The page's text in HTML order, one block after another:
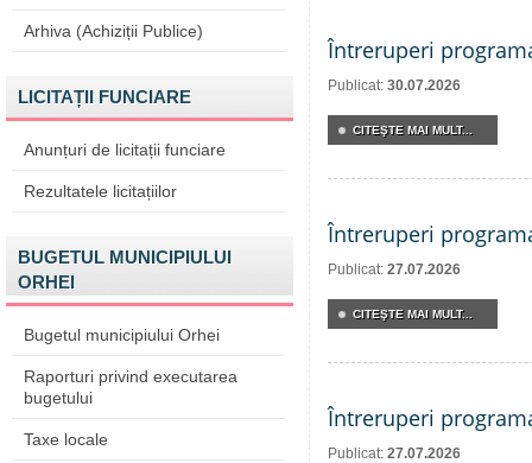
Arhiva (Achiziții Publice)
LICITAȚII FUNCIARE
Anunțuri de licitații funciare
Rezultatele licitațiilor
BUGETUL MUNICIPIULUI
ORHEI
Bugetul municipiului Orhei
Raporturi privind executarea
bugetului
Taxe locale
Întreruperi
Publicat: 30.07.2026
CITEŞTE MAI MULT...
Întreruperi
Publicat: 27.07.2026
CITEŞTE MAI MULT...
Întreruperi
Publicat: 27.07.2026